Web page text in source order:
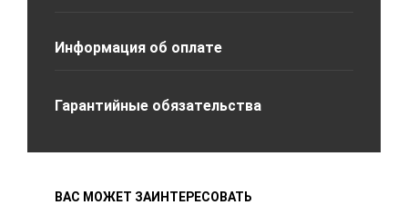
Информация об оплате
Гарантийные обязательства
ВАС МОЖЕТ ЗАИНТЕРЕСОВАТЬ